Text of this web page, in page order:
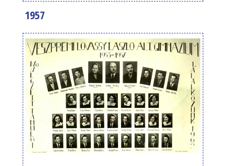
1957